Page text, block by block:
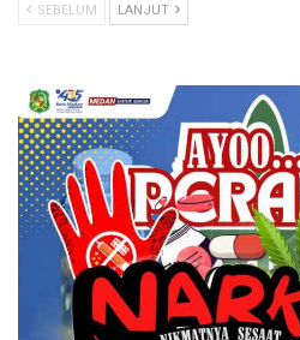
SEBELUM LANJUT